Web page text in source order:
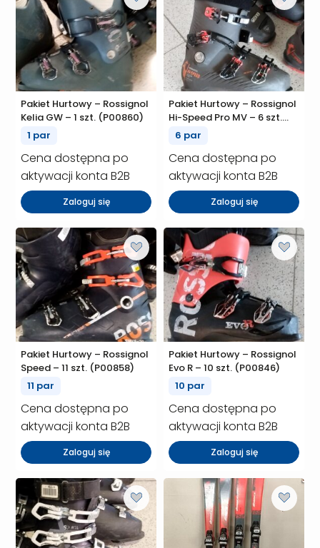
Pakiet Hurtowy – Rossignol
Kelia GW – 1 szt. (P00860)
1 par
Cena dostępna po
aktywacji konta B2B
Zaloguj się
Pakiet Hurtowy – Rossignol
Hi-Speed Pro MV – 6 szt.
(P00859)
6 par
Cena dostępna po
aktywacji konta B2B
Zaloguj się
Pakiet Hurtowy – Rossignol
Speed – 11 szt. (P00858)
11 par
Cena dostępna po
aktywacji konta B2B
Zaloguj się
Pakiet Hurtowy – Rossignol
Evo R – 10 szt. (P00846)
10 par
Cena dostępna po
aktywacji konta B2B
Zaloguj się